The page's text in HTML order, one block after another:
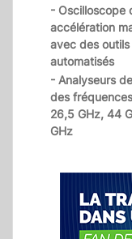
- Oscilloscope
accélération
avec des
automatisés
- Analyseurs
des fréquences
26,5 GHz, 44
GHz